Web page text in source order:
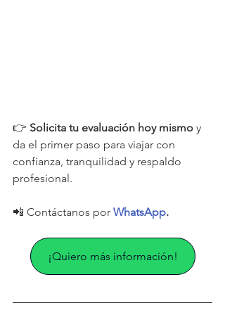
👉 Solicita tu evaluación hoy mismo y
da el primer paso para viajar con
confianza, tranquilidad y respaldo
profesional.
📲 Contáctanos por WhatsApp.
¡Quiero más información!